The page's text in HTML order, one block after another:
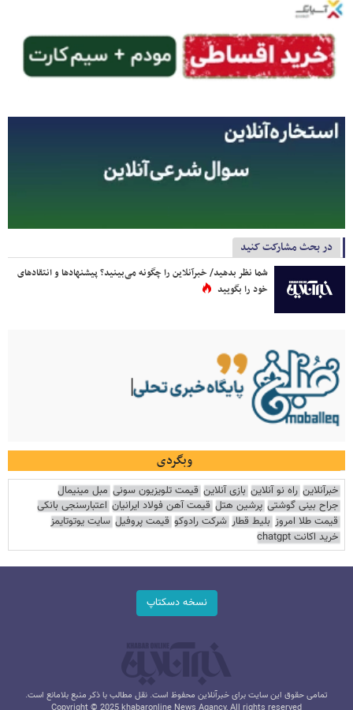
در بحث مشارکت کنید
شما نظر بدهید/ خبرآنلاین را چگونه می‌بینید؟ پیشنهادها و انتقادهای
خود را بگویید
وبگردی
خبرآنلاین راه نو آنلاین بازی آنلاین قیمت تلویزیون سونی مبل مینیمال
جراح بینی گوشتی پرشین هتل قیمت آهن فولاد ایرانیان اعتبارسنجی بانکی
قیمت طلا امروز بلیط قطار شرکت رادوکو قیمت پروفیل سایت یوتوتایمز
خرید اکانت chatgpt
نسخه دسکتاپ
تمامی حقوق این سایت برای خبرآنلاین محفوظ است. نقل مطالب با ذکر منبع بلامانع است.